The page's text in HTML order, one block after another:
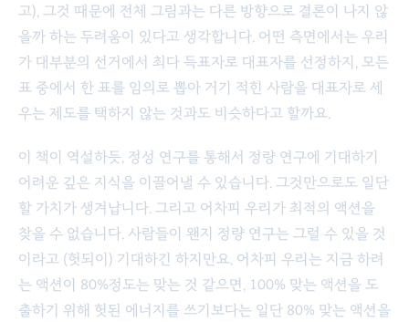
고), 그것 때문에 전체 그림과는 다른 방향으로 결론이 나지 않
을까 하는 두려움이 있다고 생각합니다. 어떤 측면에서는 우리
가 대부분의 선거에서 최다 득표자로 대표자를 선정하지, 모든
표 중에서 한 표를 임의로 뽑아 거기 적힌 사람을 대표자로 세
우는 제도를 택하지 않는 것과도 비슷하다고 할까요.
이 책이 역설하듯, 정성 연구를 통해서 정량 연구에 기대하기
어려운 깊은 지식을 이끌어낼 수 있습니다. 그것만으로도 일단
할 가치가 생겨납니다. 그리고 어차피 우리가 최적의 액션을
찾을 수 없습니다. 사람들이 왠지 정량 연구는 그럴 수 있을 것
이라고 (헛되이) 기대하긴 하지만요. 어차피 우리는 지금 하려
는 액션이 80%정도는 맞는 것 같으면, 100% 맞는 액션을 도
출하기 위해 헛된 에너지를 쓰기보다는 일단 80% 맞는 액션을